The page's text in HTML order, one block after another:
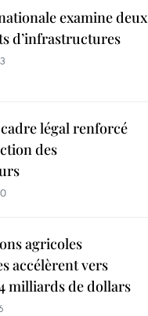
examine deux
d’infrastructures
légal renforcé
des
agricoles
accélèrent vers
milliards de dollars